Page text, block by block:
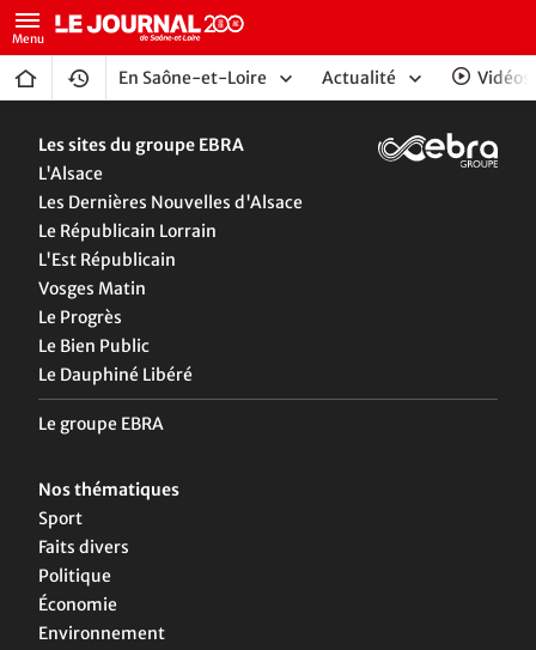
En Saône-et-Loire Actualité Vidéos
Les sites du groupe EBRA
L'Alsace
Les Dernières Nouvelles d'Alsace
Le Républicain Lorrain
L'Est Républicain
Vosges Matin
Le Progrès
Le Bien Public
Le Dauphiné Libéré
Le groupe EBRA
Nos thématiques
Sport
Faits divers
Politique
Économie
Environnement